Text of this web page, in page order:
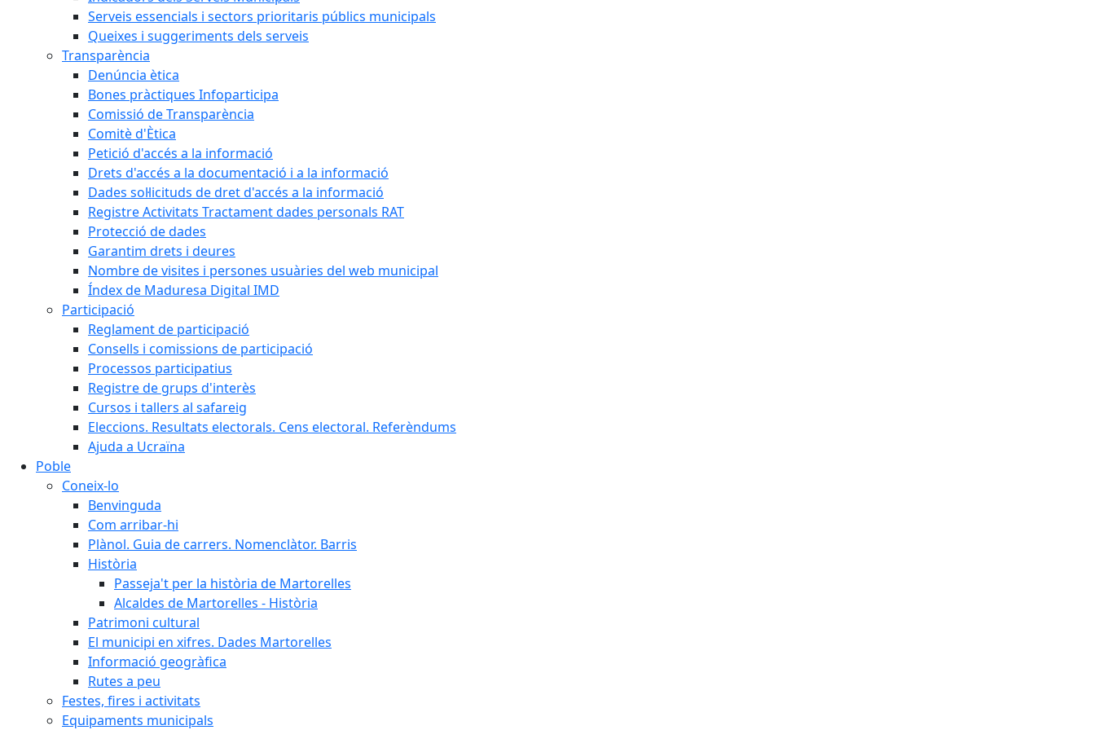
Serveis essencials i sectors prioritaris públics municipals
Queixes i suggeriments dels serveis
Transparència
Denúncia ètica
Bones pràctiques Infoparticipa
Comissió de Transparència
Comitè d'Ètica
Petició d'accés a la informació
Drets d'accés a la documentació i a la informació
Dades sol·licituds de dret d'accés a la informació
Registre Activitats Tractament dades personals RAT
Protecció de dades
Garantim drets i deures
Nombre de visites i persones usuàries del web municipal
Índex de Maduresa Digital IMD
Participació
Reglament de participació
Consells i comissions de participació
Processos participatius
Registre de grups d'interès
Cursos i tallers al safareig
Eleccions. Resultats electorals. Cens electoral. Referèndums
Ajuda a Ucraïna
Poble
Coneix-lo
Benvinguda
Com arribar-hi
Plànol. Guia de carrers. Nomenclàtor. Barris
Història
Passeja't per la història de Martorelles
Alcaldes de Martorelles - Història
Patrimoni cultural
El municipi en xifres. Dades Martorelles
Informació geogràfica
Rutes a peu
Festes, fires i activitats
Equipaments municipals